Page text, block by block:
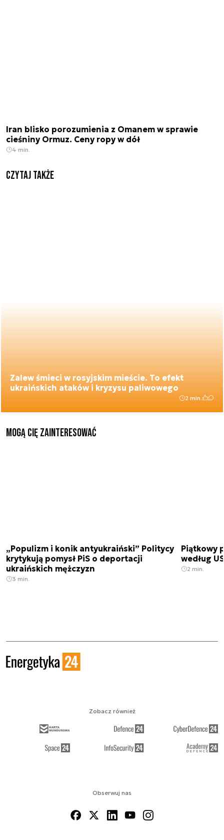
Iran blisko porozumienia z Omanem w sprawie
cieśniny Ormuz. Ceny ropy w dół
4 min.
Czytaj także
Zalew śmieci w rosyjskim mieście. To efekt
ukraińskich ataków i kryzysu paliwowego
2 min.
Mogą Cię zainteresować
„Populizm i konik antyukraiński” Politycy
krytykują pomysł PiS o deportacji
ukraińskich mężczyzn
3 min.
Piątkowy
według
2 min.
Obserwuj nas
Zobacz również